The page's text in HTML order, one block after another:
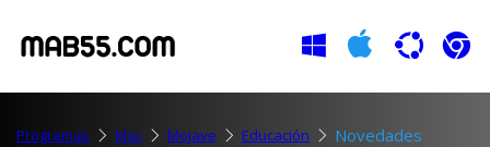
Programas Mac Mojave Educación Novedades